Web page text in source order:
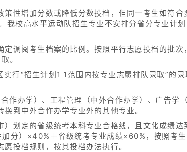
性增加分数或降低分数投档，但同一考生如符合
校高水平运动队招生专业不安排分省分专业计划
调阅考生档案的比例。按照平行志愿投档的批次
。
行“招生计划1:1范围内按专业志愿排队录取”的录
作办学）、工程管理（中外合作办学）、广告学
到中外合作办学专业外的其他专业。
划定的省级统考本科专业合格线，且文化成绩达
分）×40%＋省级统考专业成绩×60%，按照考生
投档规则，按其投档办法执行。